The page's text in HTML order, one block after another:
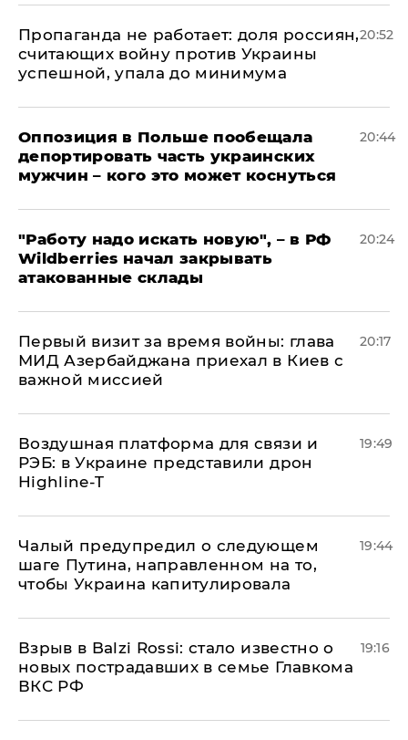
​Пропаганда не работает: доля россиян,
считающих войну против Украины
успешной, упала до минимума
20:52
Оппозиция в Польше пообещала
депортировать часть украинских
мужчин – кого это может коснуться
20:44
"Работу надо искать новую", – в РФ
Wildberries начал закрывать
атакованные склады
20:24
Первый визит за время войны: глава
МИД Азербайджана приехал в Киев с
важной миссией
20:17
Воздушная платформа для связи и
РЭБ: в Украине представили дрон
Highline-T
19:49
Чалый предупредил о следующем
шаге Путина, направленном на то,
чтобы Украина капитулировала
19:44
Взрыв в Balzi Rossi: стало известно о
новых пострадавших в семье Главкома
ВКС РФ
19:16